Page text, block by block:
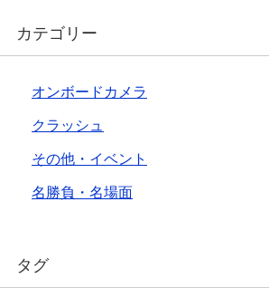
カテゴリー
オンボードカメラ
クラッシュ
その他・イベント
名勝負・名場面
タグ